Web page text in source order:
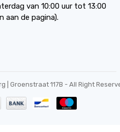
van 10:00 uur tot 13:00
aan de pagina).
| Groenstraat 117B - All Right